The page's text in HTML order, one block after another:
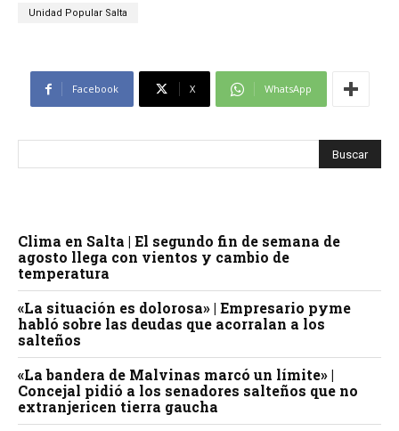
Unidad Popular Salta
Facebook X WhatsApp
Clima en Salta | El segundo fin de semana de
agosto llega con vientos y cambio de
temperatura
«La situación es dolorosa» | Empresario pyme
habló sobre las deudas que acorralan a los
salteños
«La bandera de Malvinas marcó un límite» |
Concejal pidió a los senadores salteños que no
extranjericen tierra gaucha